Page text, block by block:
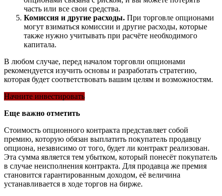
часть или все свои средства.
Комиссия и другие расходы. При торговле опционами
могут взиматься комиссии и другие расходы, которые
также нужно учитывать при расчёте необходимого
капитала.
В любом случае, перед началом торговли опционами
рекомендуется изучить основы и разработать стратегию,
которая будет соответствовать вашим целям и возможностям.
Начните инвестировать
Еще важно отметить
Стоимость опционного контракта представляет собой
премию, которую обязан выплатить покупатель продавцу
опциона, независимо от того, будет ли контракт реализован.
Эта сумма является тем убытком, который понесёт покупатель
в случае неисполнения контракта. Для продавца же премия
становится гарантированным доходом, её величина
устанавливается в ходе торгов на бирже.